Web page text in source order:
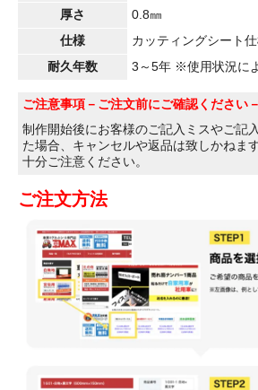
厚さ
0.8㎜
仕様
カッティングシート
耐久年数
3～5年 ※使用状況に
ご注意事項 －ご注文前にご確認ください－
制作開始後にお客様のご記入ミスやご記
た場合、キャンセルや返品は致しかねま
十分ご注意ください。
ご注文方法